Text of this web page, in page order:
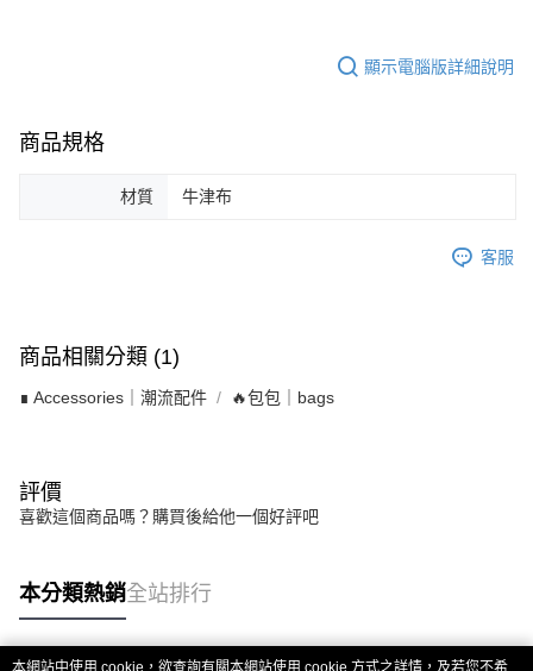
顯示電腦版詳細說明
商品規格
材質 牛津布
客服
商品相關分類 (1)
∎ Accessories｜潮流配件 🔥包包｜bags
評價
喜歡這個商品嗎？購買後給他一個好評吧
本分類熱銷全站排行
本網站中使用 cookie，欲查詢有關本網站使用 cookie 方式之詳情，及若您不希